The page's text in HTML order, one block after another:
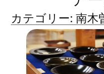
カテゴリー:南木